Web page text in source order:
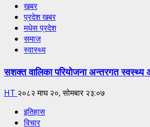
खबर
प्रदेश खबर
मधेस प्रदेश
समाज
स्वास्थ्य
सशक्त वालिका परियोजना अन्तरगत
HT २०८२ माघ २०, सोमबार २३:०७
इतिहास
विचार